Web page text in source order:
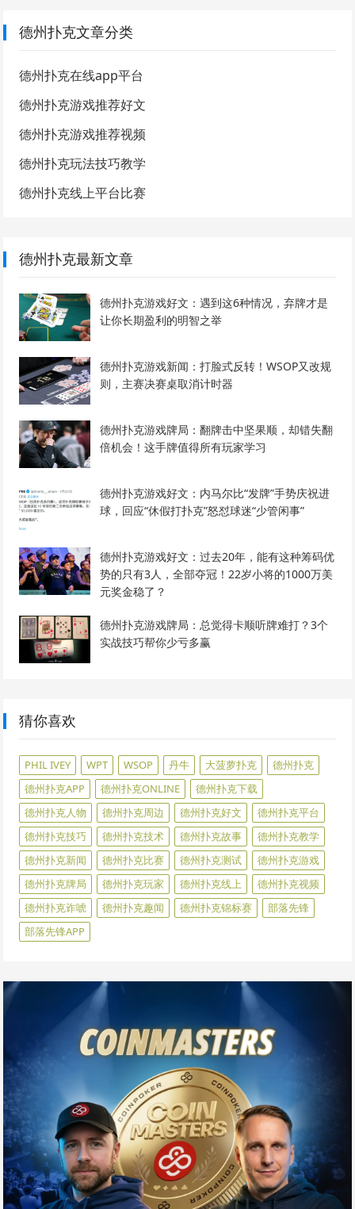
德州扑克文章分类
德州扑克在线app平台
德州扑克游戏推荐好文
德州扑克游戏推荐视频
德州扑克玩法技巧教学
德州扑克线上平台比赛
德州扑克最新文章
德州扑克游戏好文：遇到这6种情况，弃牌才是
让你长期盈利的明智之举
德州扑克游戏新闻：打脸式反转！WSOP又改规
则，主赛决赛桌取消计时器
德州扑克游戏牌局：翻牌击中坚果顺，却错失翻
倍机会！这手牌值得所有玩家学习
德州扑克游戏好文：内马尔比“发牌”手势庆祝进
球，回应“休假打扑克”怒怼球迷“少管闲事”
德州扑克游戏好文：过去20年，能有这种筹码优
势的只有3人，全部夺冠！22岁小将的1000万美
元奖金稳了？
德州扑克游戏牌局：总觉得卡顺听牌难打？3个
实战技巧帮你少亏多赢
猜你喜欢
PHIL IVEY WPT WSOP 丹牛 大菠萝扑克
德州扑克
德州扑克APP
德州扑克ONLINE
德州扑克下载
德州扑克人物
德州扑克周边 德州扑克好文
德州扑克平台
德州扑克技巧
德州扑克技术 德州扑克故事
德州扑克教学
德州扑克新闻
德州扑克比赛 德州扑克测试
德州扑克游戏
德州扑克牌局
德州扑克玩家 德州扑克线上
德州扑克视频
德州扑克诈唬
德州扑克趣闻 德州扑克锦标赛
部落先锋
部落先锋APP